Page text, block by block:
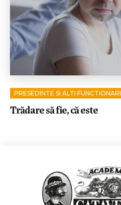
PRESEDINTE SI ALTI FUNCTIONARI
Trădare să fie, că este